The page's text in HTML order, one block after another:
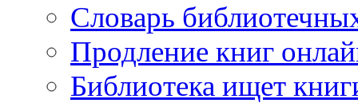
Словарь
Продление книг
Библиотека ищет